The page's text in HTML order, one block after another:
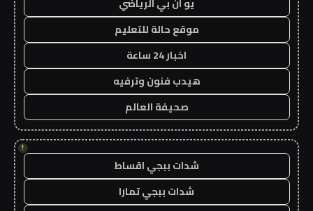
موقع حالة للتعليم
اخبار 24 ساعة
هيدب فنون وترفيه
صحيفة العالم
!
شدات ببجي اقساط
شدات ببجي تمارا